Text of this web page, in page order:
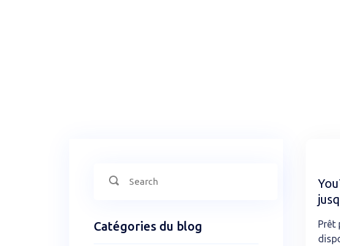
for:Search
Catégories du blog
Prêt